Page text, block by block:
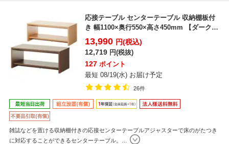
応接テーブル センターテーブル 収納棚板付
き 幅1100×奥行550×高さ450mm 【ダークブ
ラウ...
13,990 円(税込)
12,719 円(税抜)
127 ポイント
最短 08/19(水) お届け予定
26件
雑誌などを置ける収納棚付きの応接センターテーブルアジャスターで床のがたつき
に対応することができるセンターテーブル。